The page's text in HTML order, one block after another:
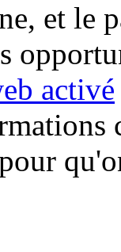
et le
activé